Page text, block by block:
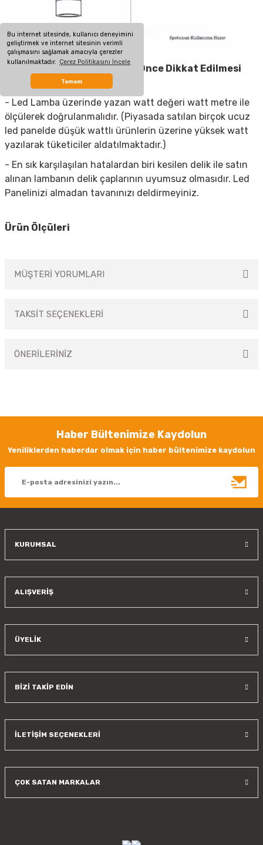
Bu internet sitesinde, kullanıcı deneyimini
geliştirmek ve internet sitesinin verimli
çalışmasını sağlamak amacıyla çerezler
kullanılmaktadır. Çerez Politikasını İncele
Tamam
Led Spot ArmatürAlmadan Önce Dikkat Edilmesi
- Led Lamba üzerinde yazan watt değeri watt metre ile
ölçülerek doğrulanmalıdır. (Piyasada satılan birçok ucuz
led panelde düşük wattlı ürünlerin üzerine yüksek watt
yazılarak tüketiciler aldatılmaktadır.)
- En sık karşılaşılan hatalardan biri kesilen delik ile satın
alınan lambanın delik çaplarının uyumsuz olmasıdır. Led
Panelinizi almadan tavanınızı deldirmeyiniz.
Ürün Ölçüleri
MÜŞTERİ YORUMLARI
TAKSİT SEÇENEKLERİ
ÖNERİLERİNİZ
Görüş ve önerileriniz için teşekkür ederiz.
Ürün resmi kalitesiz, bozuk veya görüntülenemiyor.
Ürün bilgilerinde hatalar bulunuyor.
Haber Bültenimize Kaydolun
Yeniliklerden haberdar olmak için haber bültenimize kaydolun
KURUMSAL
ALIŞVERİŞ
ÜYELİK
BİZİ TAKİP EDİN
İLETİŞİM SEÇENEKLERİ
ÇOK SATAN MARKALAR